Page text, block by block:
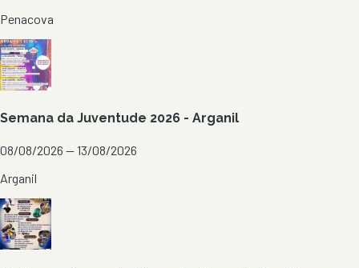
Penacova
Semana da Juventude 2026 - Arganil
08/08/2026 — 13/08/2026
Arganil